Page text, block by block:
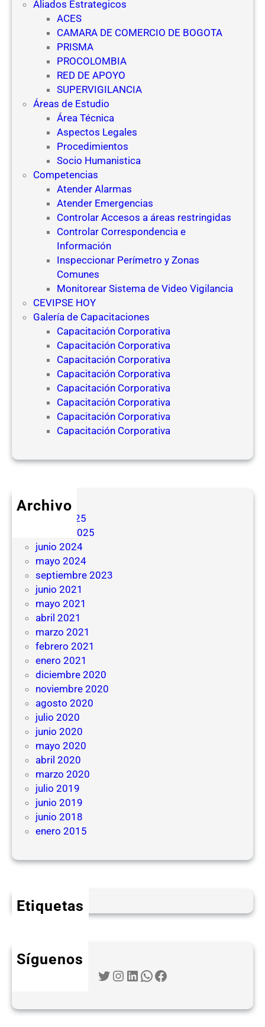
Aliados Estrategicos
ACES
CAMARA DE COMERCIO DE BOGOTA
PRISMA
PROCOLOMBIA
RED DE APOYO
SUPERVIGILANCIA
Áreas de Estudio
Área Técnica
Aspectos Legales
Procedimientos
Socio Humanistica
Competencias
Atender Alarmas
Atender Emergencias
Controlar Accesos a áreas restringidas
Controlar Correspondencia e
Información
Inspeccionar Perímetro y Zonas
Comunes
Monitorear Sistema de Video Vigilancia
CEVIPSE HOY
Galería de Capacitaciones
Capacitación Corporativa
Capacitación Corporativa
Capacitación Corporativa
Capacitación Corporativa
Capacitación Corporativa
Capacitación Corporativa
Capacitación Corporativa
Capacitación Corporativa
Archivo
mayo 2025
febrero 2025
junio 2024
mayo 2024
septiembre 2023
junio 2021
mayo 2021
abril 2021
marzo 2021
febrero 2021
enero 2021
diciembre 2020
noviembre 2020
agosto 2020
julio 2020
junio 2020
mayo 2020
abril 2020
marzo 2020
julio 2019
junio 2019
junio 2018
enero 2015
Etiquetas
Síguenos
Twitter Instagram LinkedIn WhatsApp Facebook